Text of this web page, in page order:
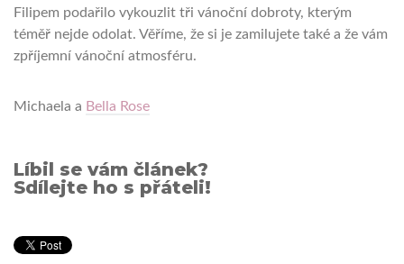
Filipem podařilo vykouzlit tři vánoční dobroty, kterým
téměř nejde odolat. Věříme, že si je zamilujete také a že vám
zpříjemní vánoční atmosféru.
Michaela a Bella Rose
Líbil se vám článek?
Sdílejte ho s přáteli!